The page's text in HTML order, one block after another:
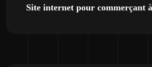
Site internet pour commerçant